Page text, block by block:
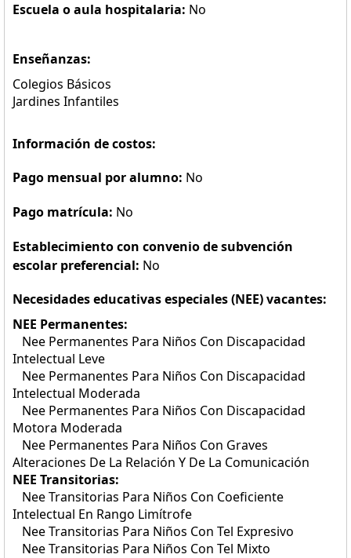
Escuela o aula hospitalaria: No
Enseñanzas:
Colegios Básicos
Jardines Infantiles
Información de costos:
Pago mensual por alumno: No
Pago matrícula: No
Establecimiento con convenio de subvención
escolar preferencial: No
Necesidades educativas especiales (NEE) vacantes:
NEE Permanentes:
Nee Permanentes Para Niños Con Discapacidad
Intelectual Leve
Nee Permanentes Para Niños Con Discapacidad
Intelectual Moderada
Nee Permanentes Para Niños Con Discapacidad
Motora Moderada
Nee Permanentes Para Niños Con Graves
Alteraciones De La Relación Y De La Comunicación
NEE Transitorias:
Nee Transitorias Para Niños Con Coeficiente
Intelectual En Rango Limítrofe
Nee Transitorias Para Niños Con Tel Expresivo
Nee Transitorias Para Niños Con Tel Mixto